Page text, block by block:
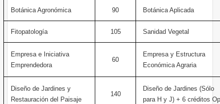
Botánica Agronómica 90 Botánica Aplicada
Fitopatología 105 Sanidad Vegetal
Empresa e Iniciativa
Emprendedora
60
Empresa y Estructura
Económica Agraria
Diseño de Jardines y
Restauración del Paisaje
140
Diseño de Jardines (Sólo
para H y J) + 6 créditos